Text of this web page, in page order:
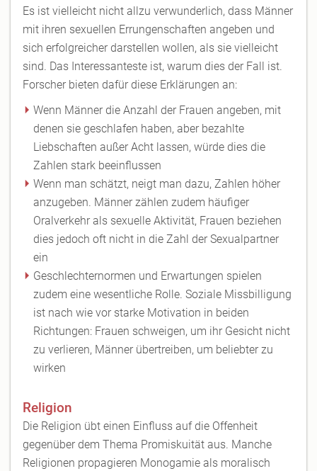
Es ist vielleicht nicht allzu verwunderlich, dass Männer
mit ihren sexuellen Errungenschaften angeben und
sich erfolgreicher darstellen wollen, als sie vielleicht
sind. Das Interessanteste ist, warum dies der Fall ist.
Forscher bieten dafür diese Erklärungen an:
Wenn Männer die Anzahl der Frauen angeben, mit
denen sie geschlafen haben, aber bezahlte
Liebschaften außer Acht lassen, würde dies die
Zahlen stark beeinflussen
Wenn man schätzt, neigt man dazu, Zahlen höher
anzugeben. Männer zählen zudem häufiger
Oralverkehr als sexuelle Aktivität, Frauen beziehen
dies jedoch oft nicht in die Zahl der Sexualpartner
ein
Geschlechternormen und Erwartungen spielen
zudem eine wesentliche Rolle. Soziale Missbilligung
ist nach wie vor starke Motivation in beiden
Richtungen: Frauen schweigen, um ihr Gesicht nicht
zu verlieren, Männer übertreiben, um beliebter zu
wirken
Religion
Die Religion übt einen Einfluss auf die Offenheit
gegenüber dem Thema Promiskuität aus. Manche
Religionen propagieren Monogamie als moralisch